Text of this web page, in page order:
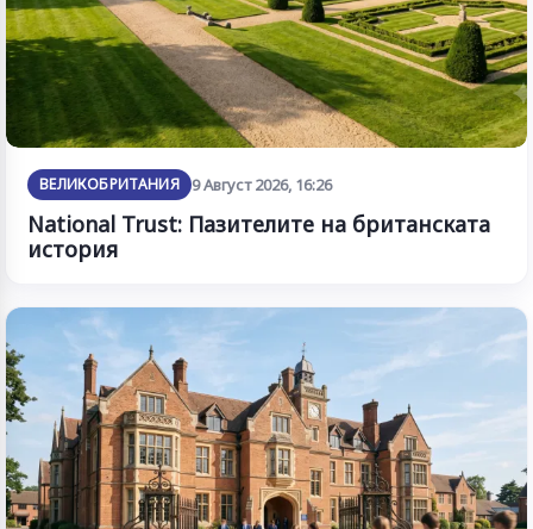
ВЕЛИКОБРИТАНИЯ 9 Август 2026, 16:26
National Trust: Пазителите на британската
история